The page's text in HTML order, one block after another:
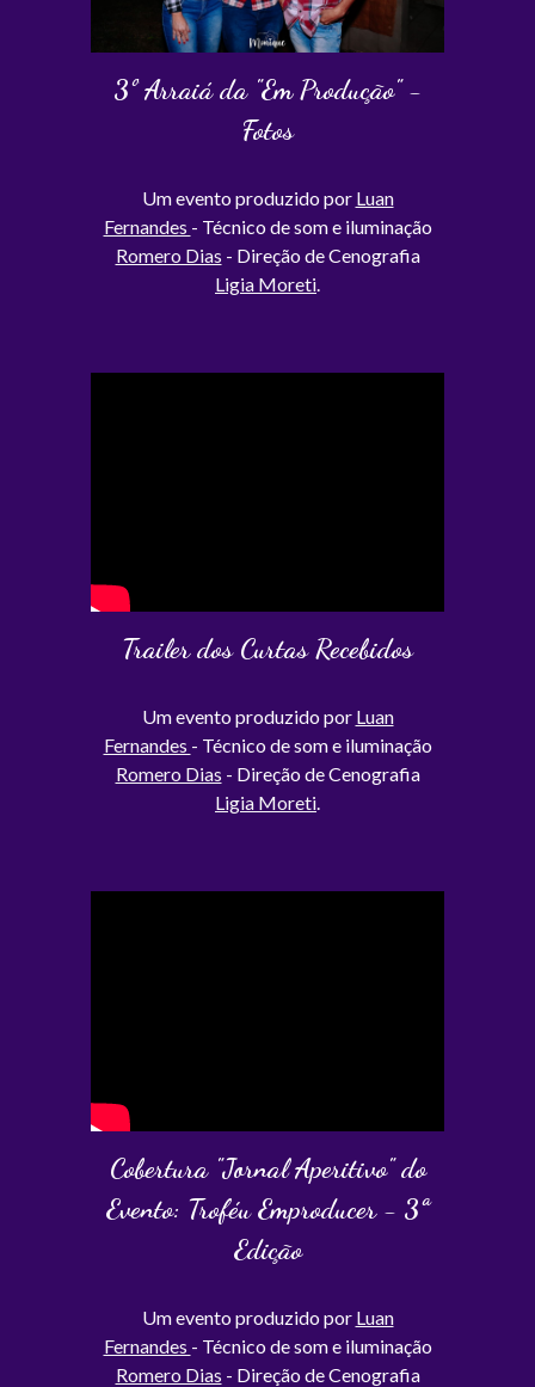
3º Arraiá da "Em Produção" -
Fotos
Um evento produzido por Luan
Fernandes - Técnico de som e iluminação
Romero Dias - Direção de Cenografia
Ligia Moreti
Trailer dos Curtas Recebidos
Um evento produzido por Luan
Fernandes - Técnico de som e iluminação
Romero Dias - Direção de Cenografia
Ligia Moreti.
Cobertura "Jornal Aperitivo" do
Evento: Troféu Emproducer - 3ª
Edição
Um evento produzido por Luan
Fernandes - Técnico de som e iluminação
Romero Dias - Direção de Cenografia